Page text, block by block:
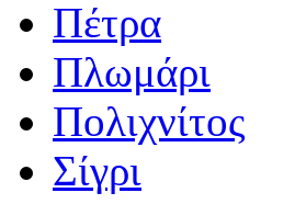
Πέτρα
Πλωμάρι
Πολιχνίτος
Σίγρι